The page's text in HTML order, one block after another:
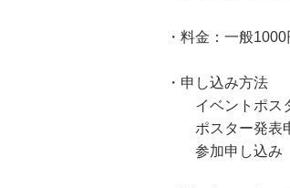
・料金：一般
・申し込み方法
イベントポス
ポスター発表
参加申し込み